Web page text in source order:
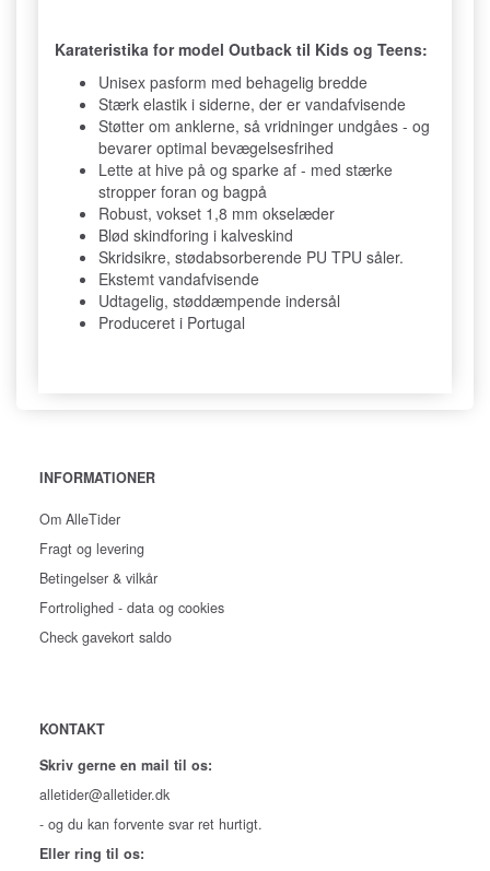
Karateristika for model Outback til Kids og Teens:
Unisex pasform med behagelig bredde
Stærk elastik i siderne, der er vandafvisende
Støtter om anklerne, så vridninger undgåes - og
bevarer optimal bevægelsesfrihed
Lette at hive på og sparke af - med stærke
stropper foran og bagpå
Robust, vokset 1,8 mm okselæder
Blød skindforing i kalveskind
Skridsikre, stødabsorberende PU TPU såler.
Ekstemt vandafvisende
Udtagelig, støddæmpende indersål
Produceret i Portugal
INFORMATIONER
Om AlleTider
Fragt og levering
Betingelser & vilkår
Fortrolighed - data og cookies
Check gavekort saldo
KONTAKT
Skriv gerne en mail til os:
alletider@alletider.dk
- og du kan forvente svar ret hurtigt.
Eller ring til os: